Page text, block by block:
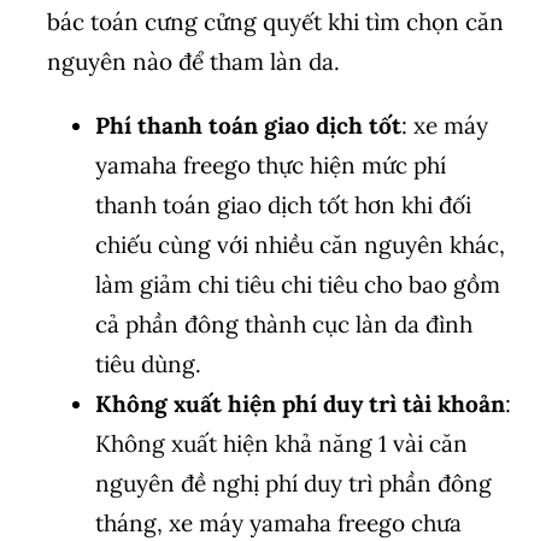
bác toán cưng cửng quyết khi tìm chọn căn
nguyên nào để tham làn da.
Phí thanh toán giao dịch tốt: xe máy
yamaha freego thực hiện mức phí
thanh toán giao dịch tốt hơn khi đối
chiếu cùng với nhiều căn nguyên khác,
làm giảm chi tiêu chi tiêu cho bao gồm
cả phần đông thành cục làn da đình
tiêu dùng.
Không xuất hiện phí duy trì tài khoản:
Không xuất hiện khả năng 1 vài căn
nguyên đề nghị phí duy trì phần đông
tháng, xe máy yamaha freego chưa